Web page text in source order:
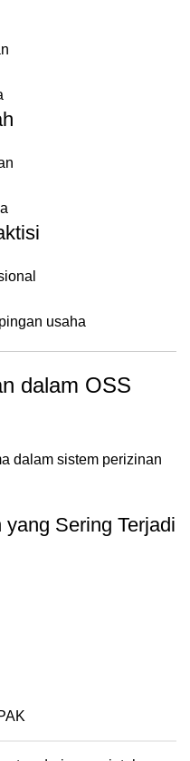
usaha
dalam OSS
dalam sistem perizinan
Sering Terjadi